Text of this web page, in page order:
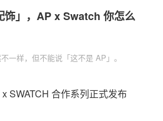
饰」，AP x Swatch 你怎么
一样，但不能说「这不是 AP」。